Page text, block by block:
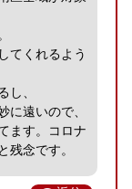
てくれるよう
し、
に遠いので、
ます。コロナ
残念です。